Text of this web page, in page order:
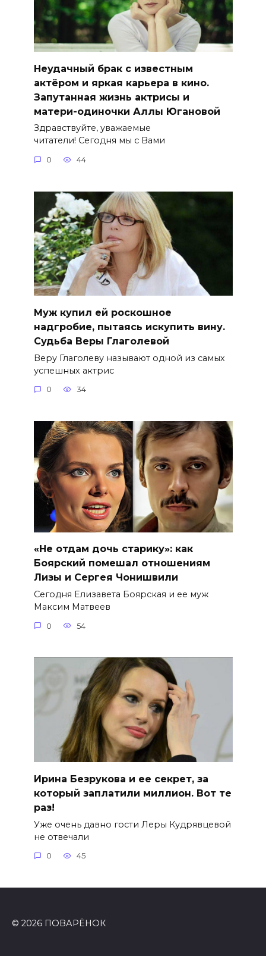
Неудачный брак с известным
актёром и яркая карьера в кино.
Запутанная жизнь актрисы и
матери-одиночки Аллы Югановой
Здравствуйте, уважаемые
читатели! Сегодня мы с Вами
0 44
Муж купил ей роскошное
надгробие, пытаясь искупить вину.
Судьба Веры Глаголевой
Веру Глаголеву называют одной из самых
успешных актрис
0 34
«Не отдам дочь старику»: как
Боярский помешал отношениям
Лизы и Сергея Чонишвили
Сегодня Елизавета Боярская и ее муж
Максим Матвеев
0 54
Ирина Безрукова и ее секрет, за
который заплатили миллион. Вот те
раз!
Уже очень давно гости Леры Кудрявцевой
не отвечали
0 45
© 2026 ПОВАРЁНОК